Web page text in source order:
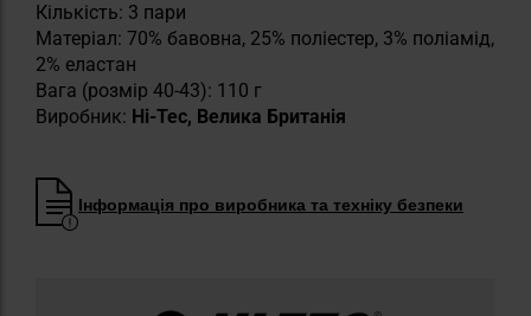
Кількість: 3 пари
Матеріал: 70% бавовна, 25% поліестер, 3% поліамід,
2% еластан
Вага (розмір 40-43): 110 г
Виробник: Hi-Tec, Велика Британія
Інформація про виробника та техніку безпеки